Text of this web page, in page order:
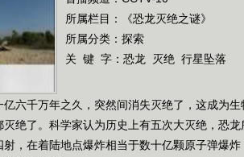
所属栏目：
《恐龙灭绝之谜》
所属分类：探索
关 键 字： 恐龙 灭绝 行星坠落
六千万年之久，突然间消失灭绝了，这成为
绝了。科学家认为历史上有五次大灭绝，恐
，在着陆地点爆炸相当于数十亿颗原子弹爆